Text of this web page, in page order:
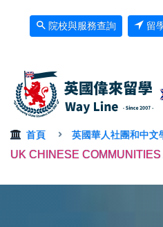
院校與服務查詢 留
首頁 英國華人社團和中文
UK CHINESE